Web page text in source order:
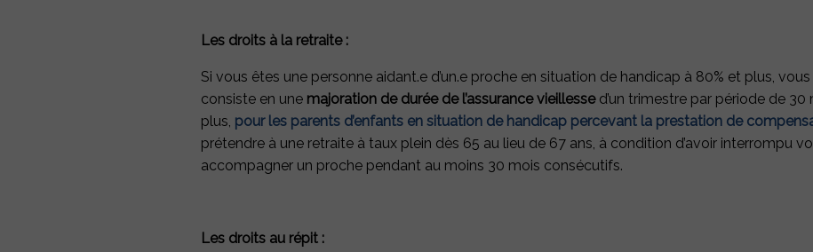
Les droits à la retraite :
Si vous êtes une personne aidant.e d’un.e proche en situation de handicap à 80% et plus,
consiste en une majoration de durée de l’assurance vieillessed’un trimestre par période de
plus, pour les parents d’enfants en situation de handicap percevant la prestation de
prétendre à une retraite à taux plein dès 65 au lieu de 67 ans, à condition d’avoir interrompu
accompagner un proche pendant au moins 30 mois consécutifs.
Les droits au répit :